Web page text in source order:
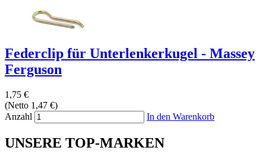
Federclip für Unterlenkerkugel - Massey
Ferguson
1,75 €
(Netto 1,47 €)
Anzahl
In den Warenkorb
UNSERE TOP-MARKEN